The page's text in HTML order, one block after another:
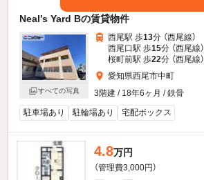
Neal’s Yard Bの賃貸物件
すべての写真
西尾駅 歩13分 （西尾線）
西尾口駅 歩15分 （西尾線）
桜町前駅 歩22分 （西尾線）
愛知県西尾市中町
3階建 / 18年6ヶ月 / 鉄骨
駐車場あり
駐輪場あり 宅配ボックス
4.8万円
（管理費3,000円）